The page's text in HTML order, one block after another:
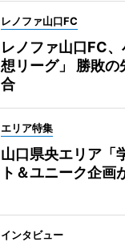
レノファ山口FC
レノファ山口FC
想リーグ」 勝敗
合
エリア特集
山口県央エリア「
ト＆ユニーク企画
インタビュー